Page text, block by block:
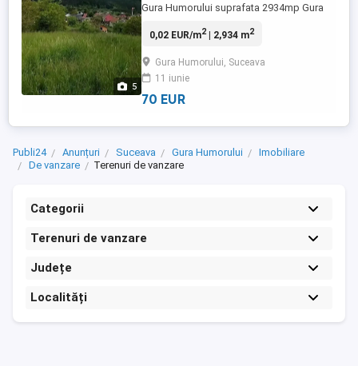
5
Gura Humorului suprafata 2934mp Gura
Pârtie+Roată+Catedrală, Parcelabil
Lazăr 2A, Gura Humorului Vând 2934 mp
INTRAVILAN în cea mai căutată zonă din
Gura Humorului, în buza Hotelului ...
0,02 EUR/m2| 2,934 m2
Gura Humorului, Suceava
11 iunie
70 EUR
Publi24 Anunțuri Suceava Gura Humorului
Imobiliare
De vanzare
Terenuri de vanzare
Categorii
Terenuri de vanzare
Județe
Localități